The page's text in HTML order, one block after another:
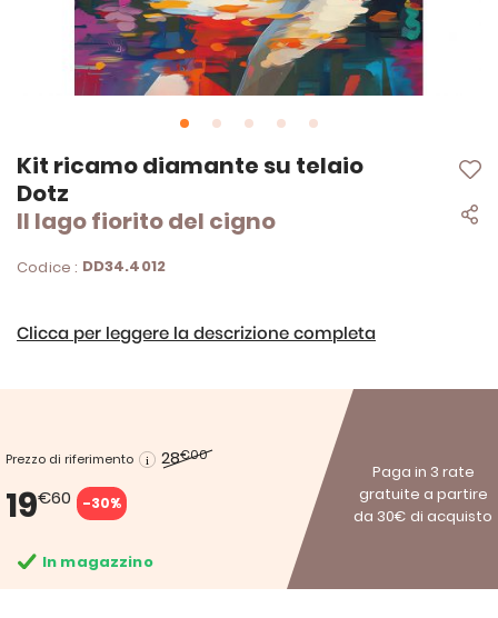
Kit ricamo diamante su telaio
Dotz
Il lago fiorito del cigno
Codice : DD34.4012
Clicca per leggere la descrizione completa
Prezzo di riferimento 28€00
19€60 -30%
Paga in 3 rate
gratuite a partire
da 30€ di acquisto
In magazzino
Vai
all'inizio
della
galleria
immagini